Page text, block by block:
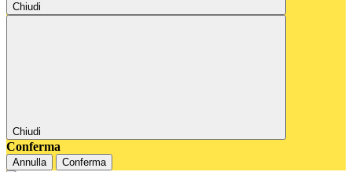
Chiudi
Chiudi
Conferma
Annulla Conferma